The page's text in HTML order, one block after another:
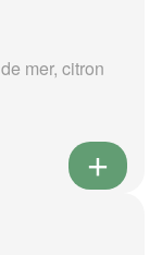
mer, citron